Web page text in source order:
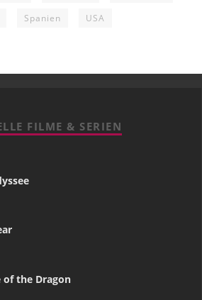
Spanien USA
FILME & SERIEN
of the Dragon